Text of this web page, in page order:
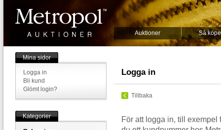
Auktioner Så
Mina sidor
Logga in
Bli kund
Glömt login?
Kategorier
Logga in
Tillbaka
För att logga in, till exempel